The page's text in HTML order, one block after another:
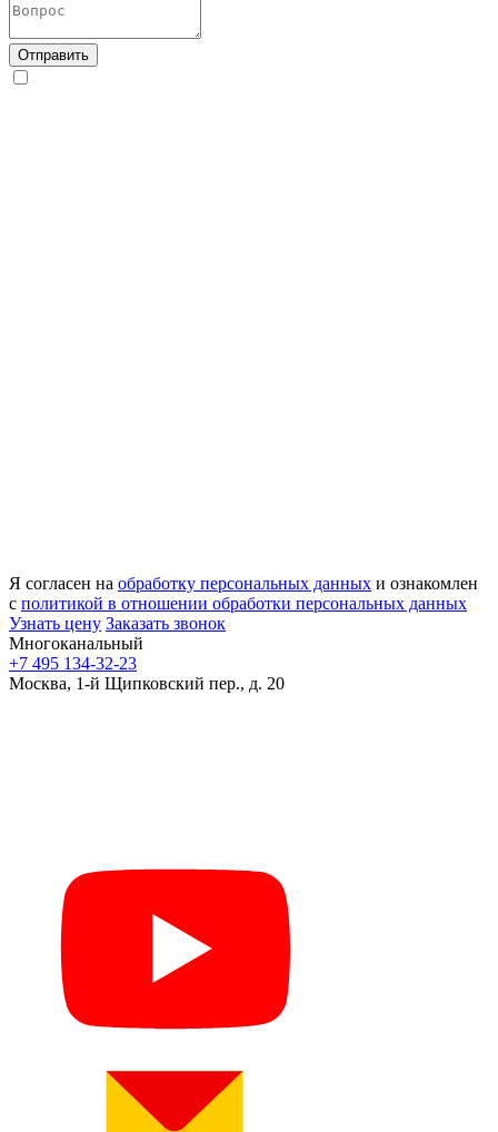
Отправить
Я согласен на обработку персональных данных и ознакомлен
с политикой в отношении обработки персональных данных
Узнать цену Заказать звонок
Многоканальный
+7 495 134-32-23
Москва, 1-й Щипковский пер., д. 20